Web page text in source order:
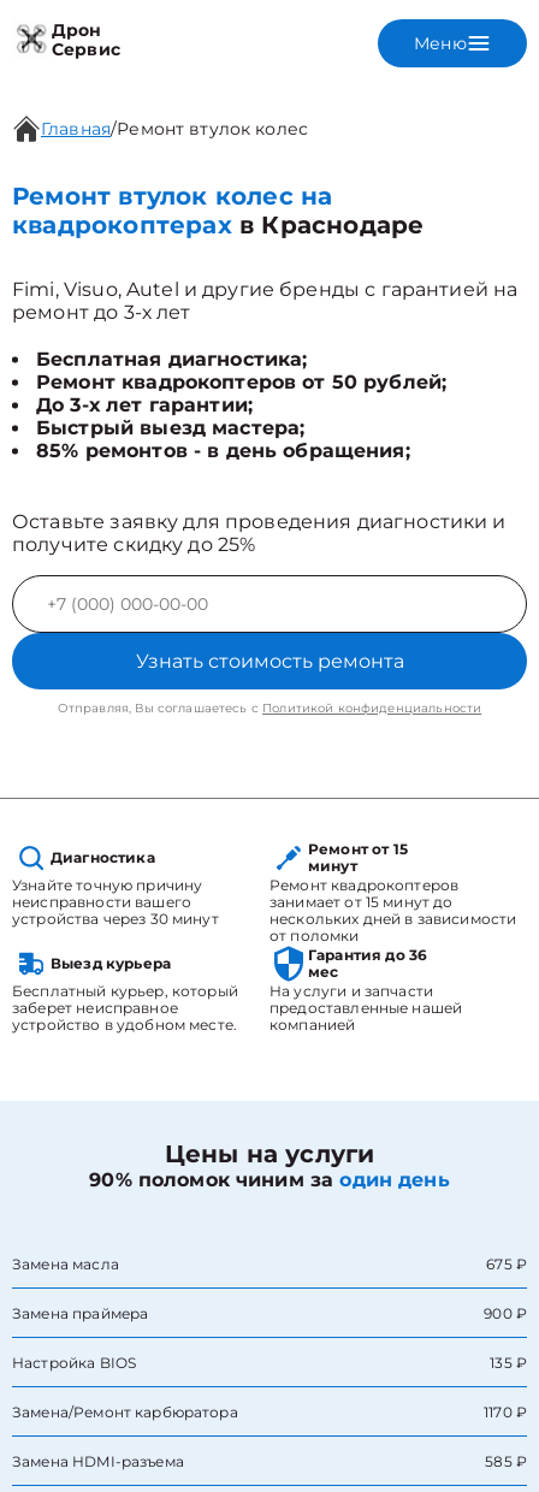
Дрон
Сервис
Меню
Главная/Ремонт втулок колес
Ремонт втулок колес на
квадрокоптерахв Краснодаре
Fimi, Visuo, Autel и другие бренды с гарантией на
ремонт до 3-х лет
Бесплатная диагностика;
Ремонт квадрокоптеров от 50 рублей;
До 3-х лет гарантии;
Быстрый выезд мастера;
85% ремонтов - в день обращения;
Оставьте заявку для проведения диагностики и
получите скидку до 25%
Узнать стоимость ремонта
Отправляя, Вы соглашаетесь с Политикой конфиденциальности
Диагностика
Узнайте точную причину
неисправности вашего
устройства через 30 минут
Ремонт от 15
минут
Ремонт квадрокоптеров
занимает от 15 минут до
нескольких дней в зависимости
от поломки
Выезд курьера
Бесплатный курьер, который
заберет неисправное
устройство в удобном месте.
Гарантия до 36
мес
На услуги и запчасти
предоставленные нашей
компанией
Цены на услуги
90% поломок чиним заодин день
Замена масла 675 ₽
Замена праймера 900 ₽
Настройка BIOS 135 ₽
Замена/Pемонт карбюратора 1170 ₽
Замена HDMI-разъема 585 ₽